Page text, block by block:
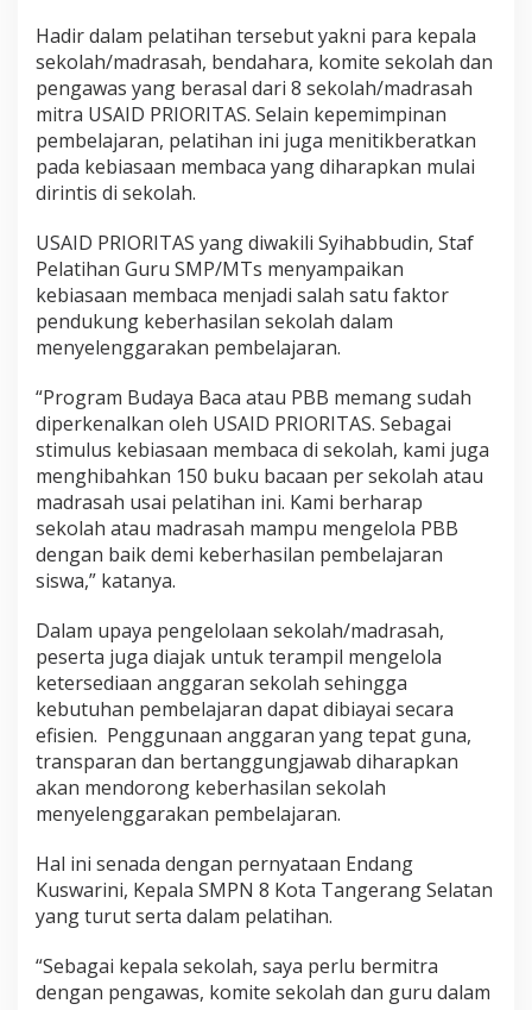
Hadir dalam pelatihan tersebut yakni para kepala
sekolah/madrasah, bendahara, komite sekolah dan
pengawas yang berasal dari 8 sekolah/madrasah
mitra USAID PRIORITAS. Selain kepemimpinan
pembelajaran, pelatihan ini juga menitikberatkan
pada kebiasaan membaca yang diharapkan mulai
dirintis di sekolah.
USAID PRIORITAS yang diwakili Syihabbudin, Staf
Pelatihan Guru SMP/MTs menyampaikan
kebiasaan membaca menjadi salah satu faktor
pendukung keberhasilan sekolah dalam
menyelenggarakan pembelajaran.
“Program Budaya Baca atau PBB memang sudah
diperkenalkan oleh USAID PRIORITAS. Sebagai
stimulus kebiasaan membaca di sekolah, kami juga
menghibahkan 150 buku bacaan per sekolah atau
madrasah usai pelatihan ini. Kami berharap
sekolah atau madrasah mampu mengelola PBB
dengan baik demi keberhasilan pembelajaran
siswa,” katanya.
Dalam upaya pengelolaan sekolah/madrasah,
peserta juga diajak untuk terampil mengelola
ketersediaan anggaran sekolah sehingga
kebutuhan pembelajaran dapat dibiayai secara
efisien. Penggunaan anggaran yang tepat guna,
transparan dan bertanggungjawab diharapkan
akan mendorong keberhasilan sekolah
menyelenggarakan pembelajaran.
Hal ini senada dengan pernyataan Endang
Kuswarini, Kepala SMPN 8 Kota Tangerang Selatan
yang turut serta dalam pelatihan.
“Sebagai kepala sekolah, saya perlu bermitra
dengan pengawas, komite sekolah dan guru dalam